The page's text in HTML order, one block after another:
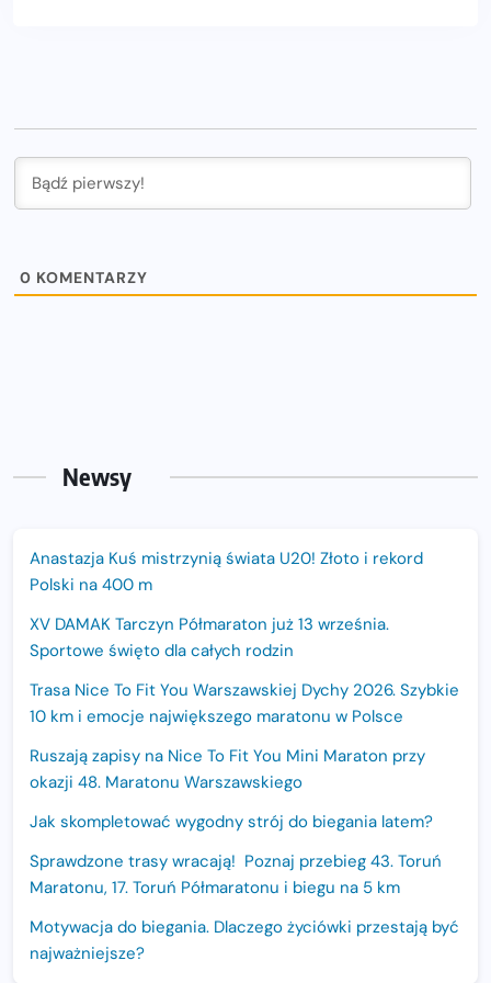
0 KOMENTARZY
Newsy
Anastazja Kuś mistrzynią świata U20! Złoto i rekord
Polski na 400 m
XV DAMAK Tarczyn Półmaraton już 13 września.
Sportowe święto dla całych rodzin
Trasa Nice To Fit You Warszawskiej Dychy 2026. Szybkie
10 km i emocje największego maratonu w Polsce
Ruszają zapisy na Nice To Fit You Mini Maraton przy
okazji 48. Maratonu Warszawskiego
Jak skompletować wygodny strój do biegania latem?
Sprawdzone trasy wracają! Poznaj przebieg 43. Toruń
Maratonu, 17. Toruń Półmaratonu i biegu na 5 km
Motywacja do biegania. Dlaczego życiówki przestają być
najważniejsze?